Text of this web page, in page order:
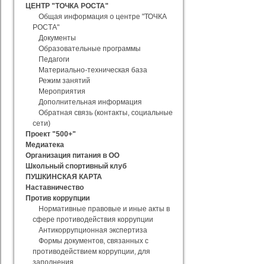
ЦЕНТР "ТОЧКА РОСТА"
Общая информация о центре "ТОЧКА
РОСТА"
Документы
Образовательные программы
Педагоги
Материально-техническая база
Режим занятий
Мероприятия
Дополнительная информация
Обратная связь (контакты, социальные
сети)
Проект "500+"
Медиатека
Организация питания в ОО
Школьный спортивный клуб
ПУШКИНСКАЯ КАРТА
Наставничество
Против коррупции
Нормативные правовые и иные акты в
сфере противодействия коррупции
Антикоррупционная экспертиза
Формы документов, связанных с
противодействием коррупции, для
заполнения